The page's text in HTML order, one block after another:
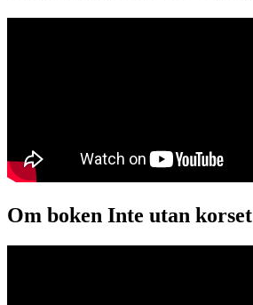
Om boken Inte utan korset